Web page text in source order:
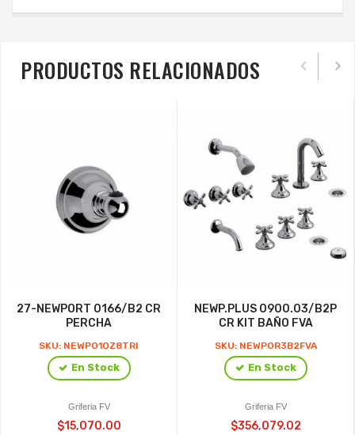
PRODUCTOS RELACIONADOS
27-NEWPORT 0166/B2 CR
PERCHA
SKU: NEWPO1OZ8TRI
En Stock
Griferia FV
$15,070.00
NEWP.PLUS 0900.03/B2P
CR KIT BAÑO FVA
SKU: NEWPOR3B2FVA
En Stock
Griferia FV
$356,079.02